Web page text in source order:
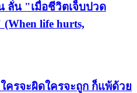
ลั่น "เมื่อชีวิตเจ็บปวด
life hurts,
ครจะผิดใครจะถูก ก็แพ้ด้วย